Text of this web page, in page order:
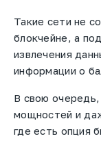
Такие сети не
блокчейне, а
извлечения
информации о
В свою
мощностей и
где есть опция